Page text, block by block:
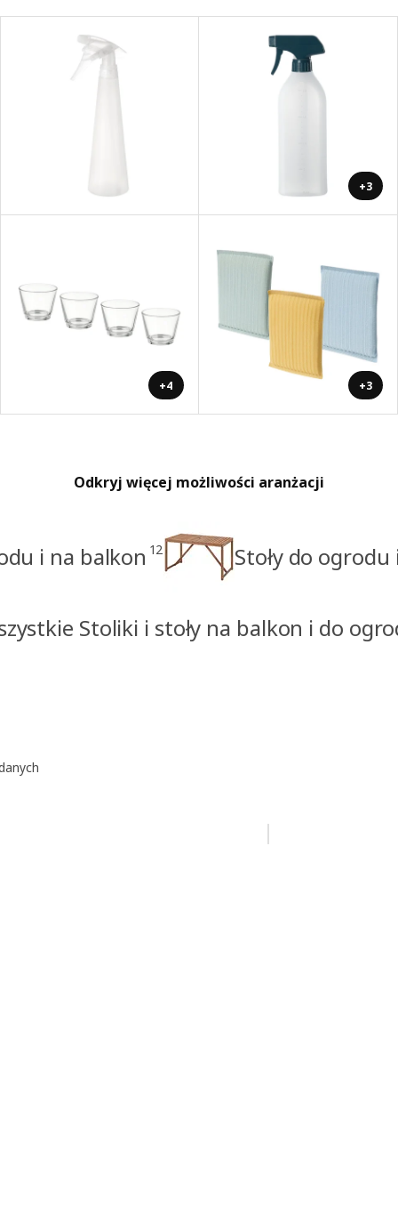
+3
+4 +3
Odkryj więcej możliwości aranżacji
i na balkon 12 Stoły do
Stoliki i stoły na balkon i do